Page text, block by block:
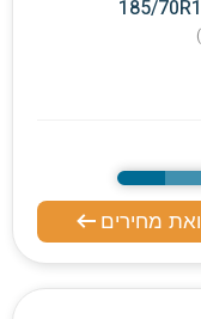
185/
)
מחירים